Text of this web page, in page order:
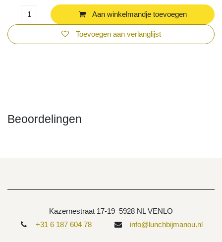
Aan winkelmandje toevoegen
Toevoegen aan verlanglijst
Beoordelingen
Kazernestraat 17-19 5928 NL VENLO
+31 6 187 604 78